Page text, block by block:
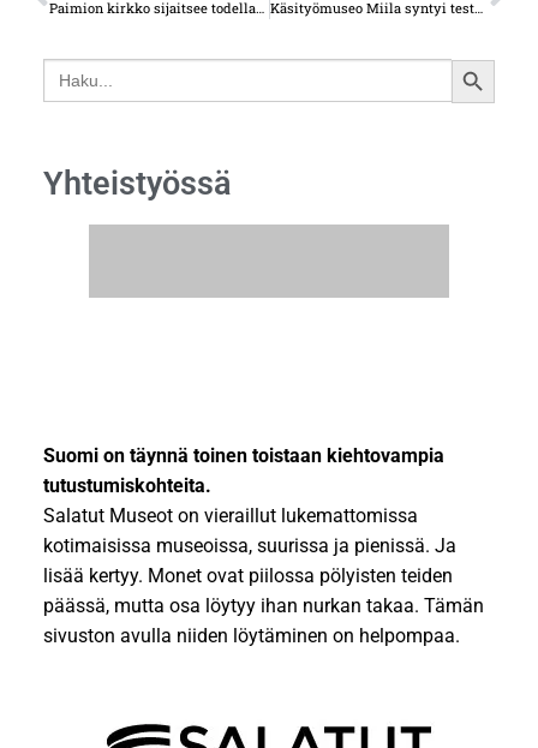
Paimion kirkko sijaitsee todellakin keskellä kylää Käsityömuseo Miila syntyi testamentin turvin
Search
for:
SEARCH
Yhteistyössä
Suomi on täynnä toinen toistaan kiehtovampia
tutustumiskohteita.
Salatut Museot on vieraillut lukemattomissa
kotimaisissa museoissa, suurissa ja pienissä. Ja
lisää kertyy. Monet ovat piilossa pölyisten teiden
päässä, mutta osa löytyy ihan nurkan takaa. Tämän
sivuston avulla niiden löytäminen on helpompaa.